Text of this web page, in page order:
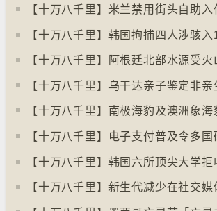
【十万八千里】乌干达亲子鉴定非
【十万八千里】新生代减少在社交媒